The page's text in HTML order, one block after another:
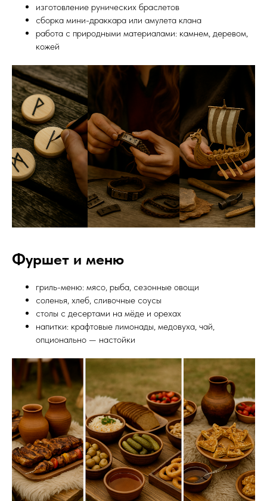
изготовление рунических браслетов
сборка мини-драккара или амулета клана
работа с природными материалами: камнем, деревом,
кожей
Фуршет и меню
гриль-меню: мясо, рыба, сезонные овощи
соленья, хлеб, сливочные соусы
столы с десертами на мёде и орехах
напитки: крафтовые лимонады, медовуха, чай,
опционально — настойки